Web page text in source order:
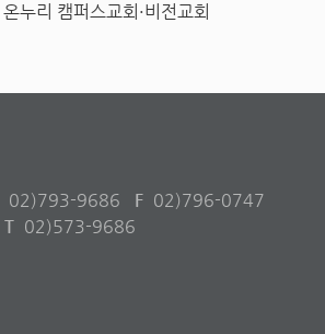
온누리 캠퍼스교회·비전교회
02)793-9686 F 02)796-0747
T 02)573-9686